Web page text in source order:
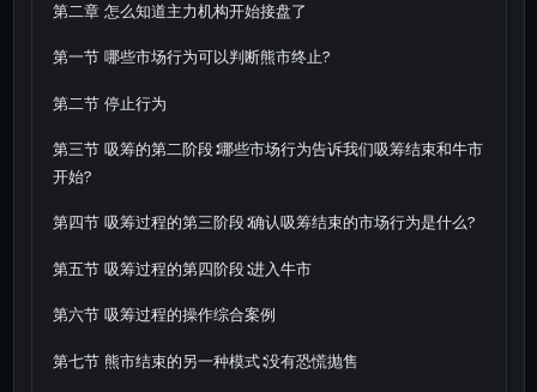
第二章 怎么知道主力机构开始接盘了
第一节 哪些市场行为可以判断熊市终止?
第二节 停止行为
第三节 吸筹的第二阶段∶哪些市场行为告诉我们吸筹结束和牛市
开始?
第四节 吸筹过程的第三阶段∶确认吸筹结束的市场行为是什么?
第五节 吸筹过程的第四阶段∶进入牛市
第六节 吸筹过程的操作综合案例
第七节 熊市结束的另一种模式∶没有恐慌抛售